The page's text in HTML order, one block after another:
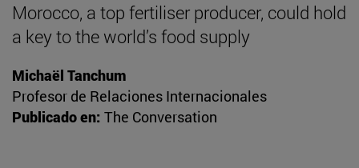
Morocco, a top fertiliser producer, could hold
a key to the world’s food supply
Michaël Tanchum
Profesor de Relaciones Internacionales
Publicado en: The Conversation